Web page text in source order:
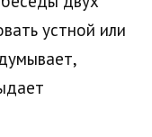
устной или